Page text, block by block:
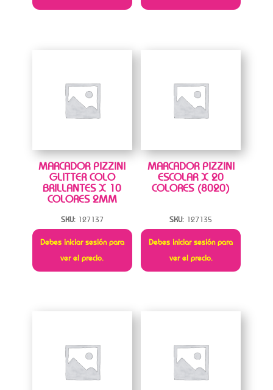
MARCADOR PIZZINI
GLITTER COLO
BRILLANTES X 10
COLORES 2MM
SKU: 127137
Debes iniciar sesión para
ver el precio.
MARCADOR PIZZINI
ESCOLAR X 20
COLORES (8020)
SKU: 127135
Debes iniciar sesión para
ver el precio.